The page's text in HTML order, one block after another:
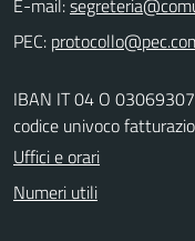
PEC:
IBAN IT 04 O
codice univoco
Uffici e orari
Numeri utili